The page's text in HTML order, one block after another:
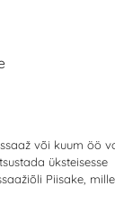
või kuum öö
üksteisesse
Piisake,